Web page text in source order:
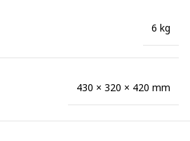
6 kg
430 × 320 × 420 mm